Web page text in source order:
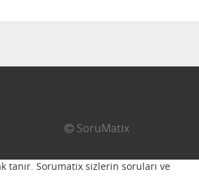
SoruMatix
tanır. Sorumatix sizlerin soruları ve